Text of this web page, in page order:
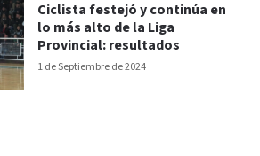
1 de Septiembre de 2024
Ciclista festejó y continúa en
lo más alto de la Liga
Provincial: resultados